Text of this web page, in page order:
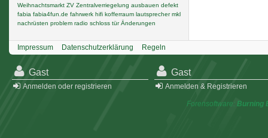
Weihnachtsmarkt ZV Zentralverriegelung ausbauen defekt
fabia fabia4fun.de fahrwerk hifi kofferraum lautsprecher mkl
nachrüsten problem radio schloss tür Änderungen
Impressum Datenschutzerklärung Regeln
Gast
Anmelden oder registrieren
Gast
Anmelden & Registrieren
Forensoftware: Burning